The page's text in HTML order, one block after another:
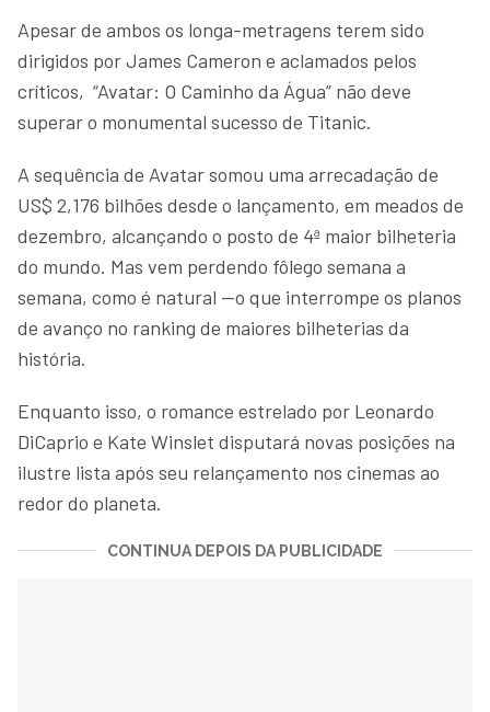
Apesar de ambos os longa-metragens terem sido
dirigidos por James Cameron e aclamados pelos
críticos, “Avatar: O Caminho da Água” não deve
superar o monumental sucesso de Titanic.
A sequência de Avatar somou uma arrecadação de
US$ 2,176 bilhões desde o lançamento, em meados de
dezembro, alcançando o posto de 4ª maior bilheteria
do mundo. Mas vem perdendo fôlego semana a
semana, como é natural —o que interrompe os planos
de avanço no ranking de maiores bilheterias da
história.
Enquanto isso, o romance estrelado por Leonardo
DiCaprio e Kate Winslet disputará novas posições na
ilustre lista após seu relançamento nos cinemas ao
redor do planeta.
CONTINUA DEPOIS DA PUBLICIDADE